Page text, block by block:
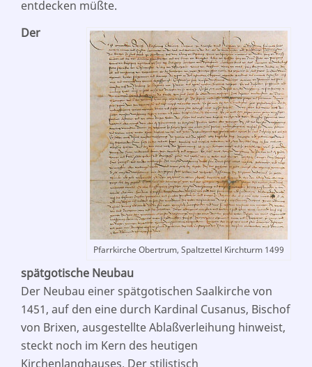
entdecken müßte.
Pfarrkirche Obertrum, Spaltzettel Kirchturm 1499
Der
spätgotische Neubau
Der Neubau einer spätgotischen Saalkirche von
1451, auf den eine durch Kardinal Cusanus, Bischof
von Brixen, ausgestellte Ablaßverleihung hinweist,
steckt noch im Kern des heutigen
Kirchenlanghauses. Der stilistisch